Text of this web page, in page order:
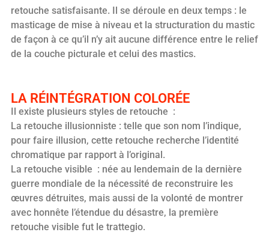
retouche satisfaisante. Il se déroule en deux temps : le
masticage de mise à niveau et la structuration du mastic
de façon à ce qu’il n’y ait aucune différence entre le relief
de la couche picturale et celui des mastics.
LA RÉINTÉGRATION COLORÉE
Il existe plusieurs styles de retouche :
La retouche illusionniste : telle que son nom l’indique,
pour faire illusion, cette retouche recherche l’identité
chromatique par rapport à l’original.
La retouche visible : née au lendemain de la dernière
guerre mondiale de la nécessité de reconstruire les
œuvres détruites, mais aussi de la volonté de montrer
avec honnête l’étendue du désastre, la première
retouche visible fut le trattegio.